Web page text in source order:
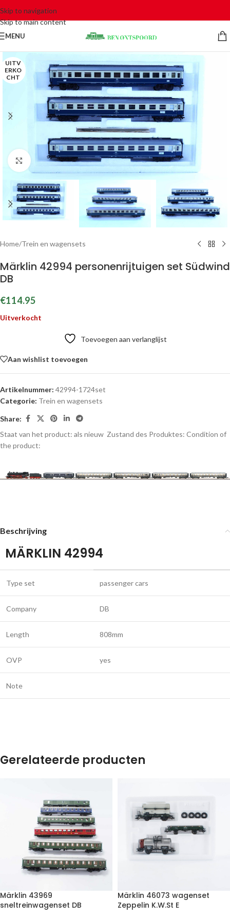
Skip to navigation
Skip to main content
MENU
UITV
ERKO
CHT
Click to enlarge
Home/Trein en wagensets
Märklin 42994 personenrijtuigen set Südwind
DB
€114.95
Uitverkocht
Toevoegen aan verlanglijst
Aan wishlist toevoegen
Artikelnummer: 42994-1724set
Categorie: Trein en wagensets
Share:
Staat van het product: als nieuw Zustand des Produktes: Condition of
the product:
Beschrijving
MÄRKLIN 42994
Type set passenger cars
Company DB
Length 808mm
OVP yes
Note
Gerelateerde producten
Märklin 43969
sneltreinwagenset DB
Märklin 46073 wagenset
Zeppelin K.W.St E